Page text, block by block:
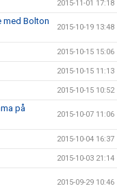
2015-11-01 17:18
med Bolton
2015-10-19 13:48
2015-10-15 15:06
2015-10-15 11:13
2015-10-15 10:52
på
2015-10-07 11:06
2015-10-04 16:37
2015-10-03 21:14
2015-09-29 10:46